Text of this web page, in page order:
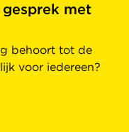
met
behoort tot de
voor iedereen?